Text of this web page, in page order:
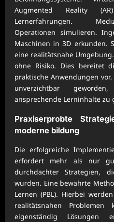
Augmented Reality
Lernerfahrungen.
Operationen simulieren.
Maschinen in 3D erkunden.
eine realitätsnahe
ohne Risiko. Dies bereitet
praktische Anwendungen
unverzichtbar
ansprechende Lerninhalte zu
Praxiserprobte
moderne bildung
Die erfolgreiche
erfordert mehr als nur
durchdachter Strategien,
wurden. Eine bewährte
Lernen (PBL). Hierbei
realitätsnahen Problemen
eigenständig Lösungen